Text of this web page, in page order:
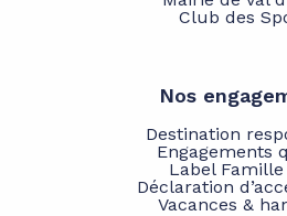
Club des
Nos
Destination
Engagements
Label
Déclaration
Vacances &